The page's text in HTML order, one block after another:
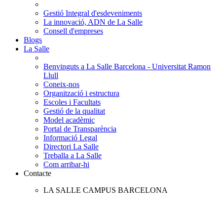
Gestió Integral d'esdeveniments
La innovació, ADN de La Salle
Consell d'empreses
Blogs
La Salle
Benvinguts a La Salle Barcelona - Universitat Ramon
Llull
Coneix-nos
Organització i estructura
Escoles i Facultats
Gestió de la qualitat
Model acadèmic
Portal de Transparència
Informació Legal
Directori La Salle
Treballa a La Salle
Com arribar-hi
Contacte
LA SALLE CAMPUS BARCELONA